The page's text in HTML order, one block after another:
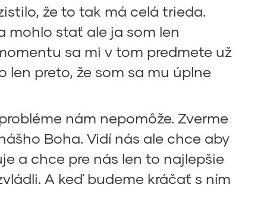
že to tak má celá trieda.
mohlo stať ale ja som len
sa mi v tom predmete už
len preto, že som sa mu úplne
nám nepomôže. Zverme
Boha. Vidí nás ale chce aby
a chce pre nás len to najlepšie
A keď budeme kráčať s ním